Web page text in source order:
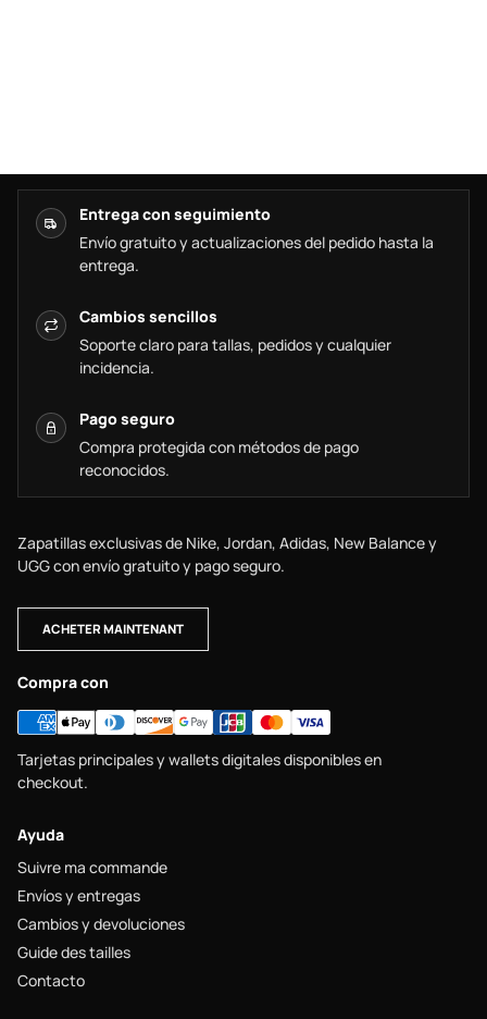
Entrega con seguimiento
Envío gratuito y actualizaciones del pedido hasta la
entrega.
Cambios sencillos
Soporte claro para tallas, pedidos y cualquier
incidencia.
Pago seguro
Compra protegida con métodos de pago
reconocidos.
Zapatillas exclusivas de Nike, Jordan, Adidas, New Balance y
UGG con envío gratuito y pago seguro.
ACHETER MAINTENANT
Compra con
Tarjetas principales y wallets digitales disponibles en
checkout.
Ayuda
Suivre ma commande
Envíos y entregas
Cambios y devoluciones
Guide des tailles
Contacto